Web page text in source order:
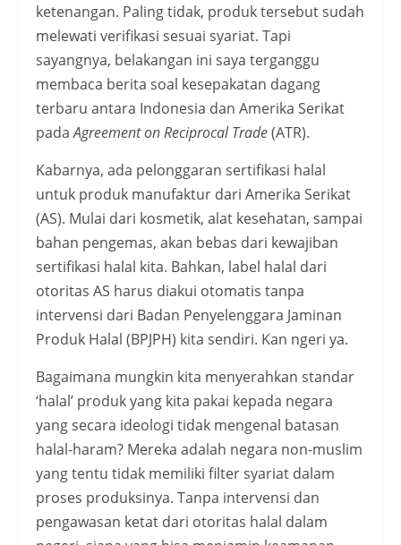
ketenangan. Paling tidak, produk tersebut sudah
melewati verifikasi sesuai syariat. Tapi
sayangnya, belakangan ini saya terganggu
membaca berita soal kesepakatan dagang
terbaru antara Indonesia dan Amerika Serikat
padaAgreement on Reciprocal Trade(ATR).
Kabarnya, ada pelonggaran sertifikasi halal
untuk produk manufaktur dari Amerika Serikat
(AS). Mulai dari kosmetik, alat kesehatan, sampai
bahan pengemas, akan bebas dari kewajiban
sertifikasi halal kita. Bahkan, label halal dari
otoritas AS harus diakui otomatis tanpa
intervensi dari Badan Penyelenggara Jaminan
Produk Halal (BPJPH) kita sendiri. Kan ngeri ya.
Bagaimana mungkin kita menyerahkan standar
‘halal’ produk yang kita pakai kepada negara
yang secara ideologi tidak mengenal batasan
halal-haram? Mereka adalah negara non-muslim
yang tentu tidak memiliki filter syariat dalam
proses produksinya. Tanpa intervensi dan
pengawasan ketat dari otoritas halal dalam